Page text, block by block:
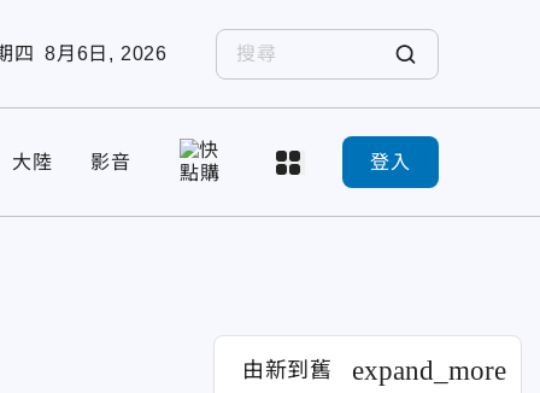
四 8月6日, 2026
大陸 影音 登入
由新到舊 expand_more